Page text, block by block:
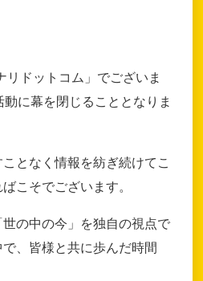
ドットコム」でございま
に幕を閉じることとなりま
となく情報を紡ぎ続けてこ
こそでございます。
の中の今」を独自の視点で
、皆様と共に歩んだ時間